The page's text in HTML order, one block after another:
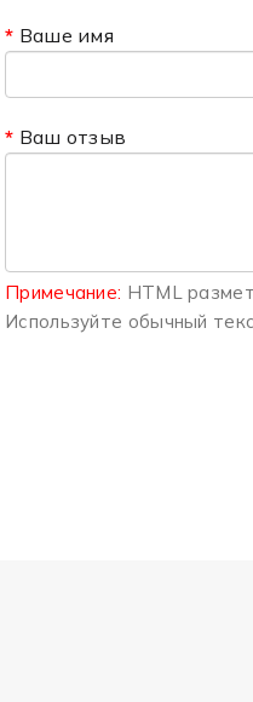
Ваше имя
Ваш отзыв
Примечание: HTML
Используйте обычный